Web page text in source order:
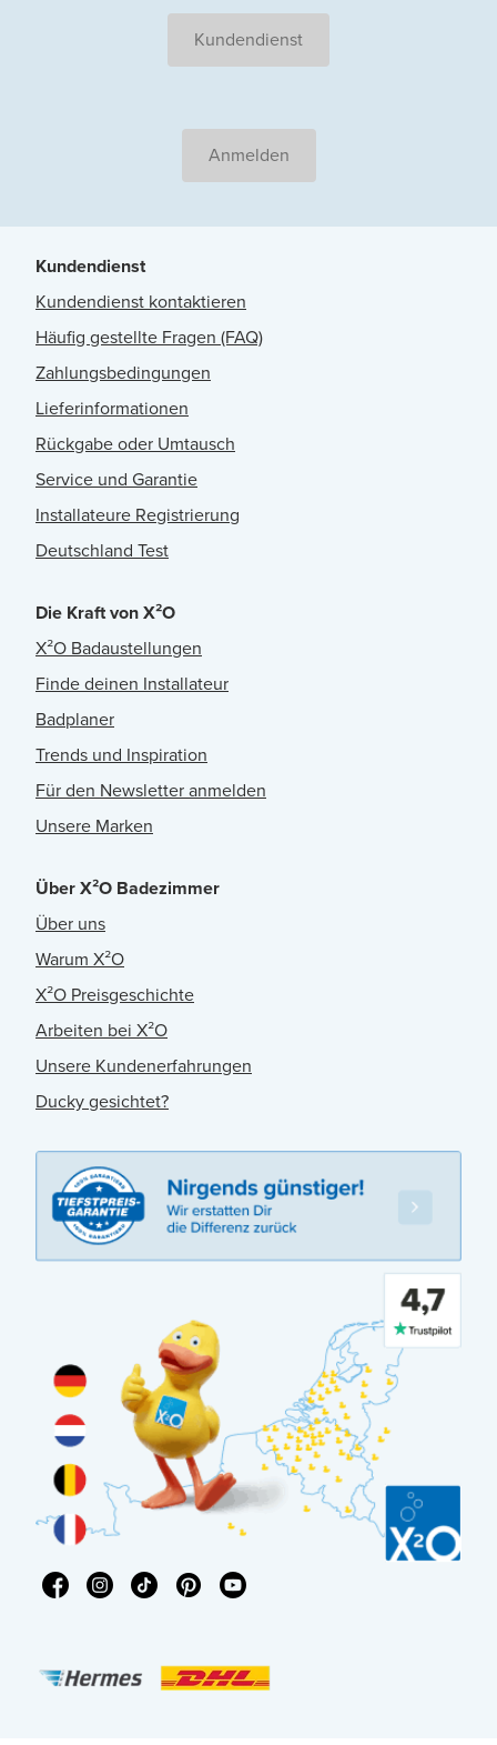
Kundendienst
Anmelden
Kundendienst
Kundendienst kontaktieren
Häufig gestellte Fragen (FAQ)
Zahlungsbedingungen
Lieferinformationen
Rückgabe oder Umtausch
Service und Garantie
Installateure Registrierung
Deutschland Test
Die Kraft von X²O
X²O Badaustellungen
Finde deinen Installateur
Badplaner
Trends und Inspiration
Für den Newsletter anmelden
Unsere Marken
Über X²O Badezimmer
Über uns
Warum X²O
X²O Preisgeschichte
Arbeiten bei X²O
Unsere Kundenerfahrungen
Ducky gesichtet?